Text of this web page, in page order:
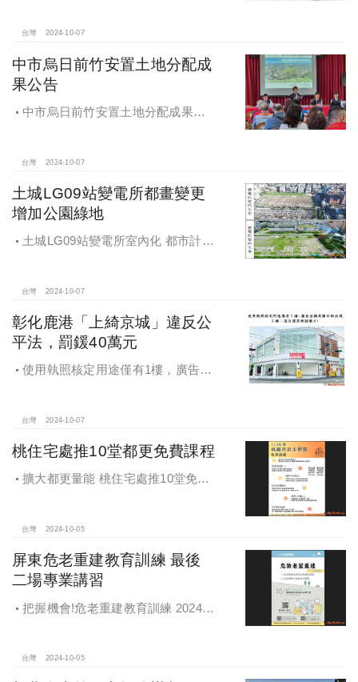
台灣 2024-10-07
中市烏日前竹安置土地分配成
果公告
中市烏日前竹安置土地分配成果公
台灣 2024-10-07
土城LG09站變電所都畫變更
增加公園綠地
土城LG09站變電所室內化 都市計畫
台灣 2024-10-07
彰化鹿港「上綺京城」違反公
平法，罰鍰40萬元
使用執照核定用途僅有1樓，廣告宣
台灣 2024-10-07
桃住宅處推10堂都更免費課程
擴大都更量能 桃住宅處推10堂免費
台灣 2024-10-05
屏東危老重建教育訓練 最後
二場專業講習
把握機會!危老重建教育訓練 2024年
台灣 2024-10-05